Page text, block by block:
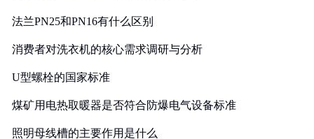
法兰PN25和PN16有什么区别
消费者对洗衣机的核心需求调研与分析
U型螺栓的国家标准
煤矿用电热取暖器是否符合防爆电气设备标准
照明母线槽的主要作用是什么